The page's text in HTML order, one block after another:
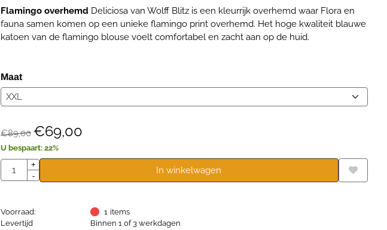
Flamingo overhemd Deliciosa van Wolff Blitz is een kleurrijk overhemd waar Flora en
fauna samen komen op een unieke flamingo print overhemd. Het hoge kwaliteit blauwe
katoen van de flamingo blouse voelt comfortabel en zacht aan op de huid.
Maat
€89,00 €69,00
U bespaart: 22%
Aantal
+
-
In winkelwagen
Voorraad: 1 items
Levertijd
Binnen 1 of 3 werkdagen